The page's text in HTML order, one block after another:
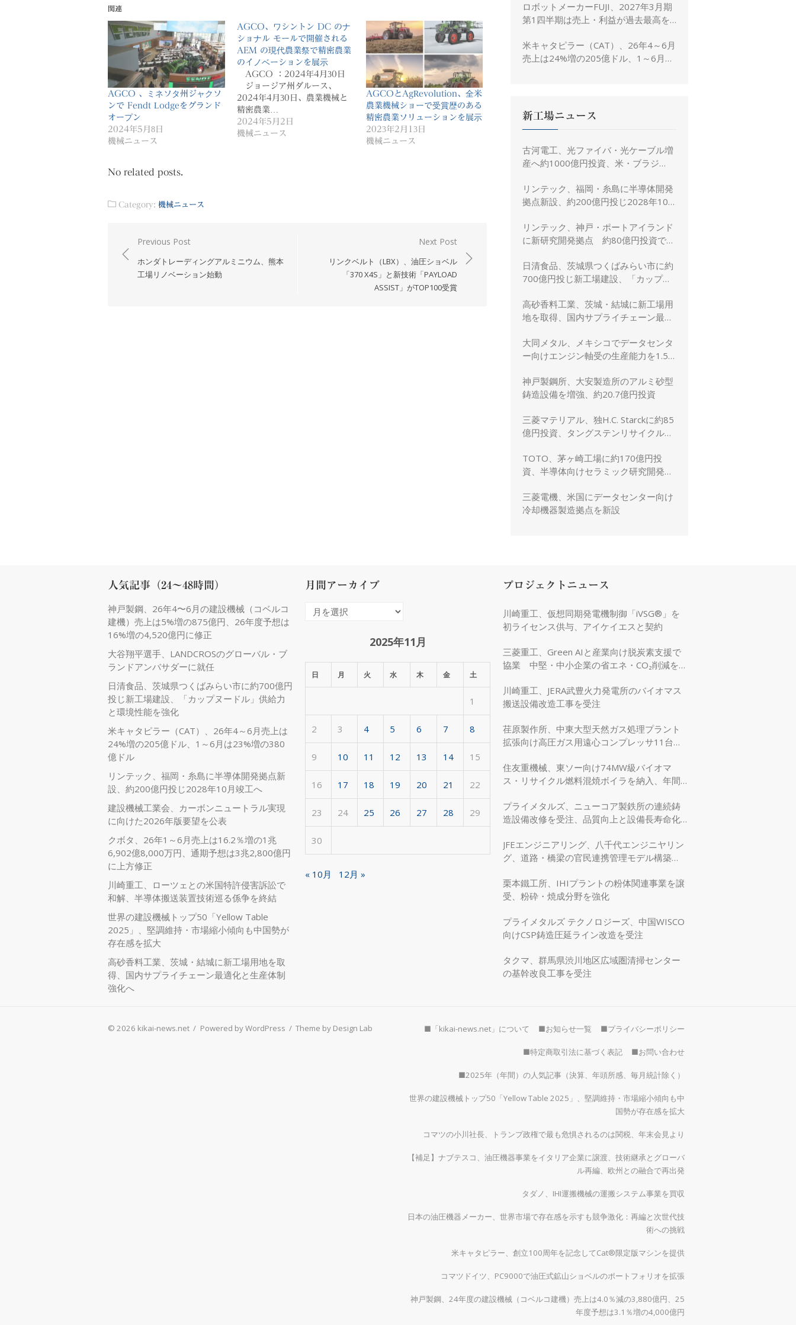
関連
AGCO 、ミネソタ州ジャクソ
ンで Fendt Lodgeをグランド
オープン
2024年5月8日
機械ニュース
AGCO、ワシントン DC のナ
ショナル モールで開催される
AEM の現代農業祭で精密農業
のイノベーションを展示
AGCO ：2024年4月30日
ジョージア州ダルース、
2024年4月30日、農業機械と
精密農業…
2024年5月2日
機械ニュース
AGCOとAgRevolution、全米
農業機械ショーで受賞歴のある
精密農業ソリューションを展示
2023年2月13日
機械ニュース
No related posts.
Category: 機械ニュース
稿
Previous Post
ホンダトレーディングアルミニウム、熊本
工場リノベーション始動
Next Post
リンクベルト（LBX）、油圧ショベル
「370 X4S」と新技術「PAYLOAD
ASSIST」がTOP100受賞
置き
ロボットメーカーFUJI、2027年3月期
第1四半期は売上・利益が過去最高を
米キャタピラー（CAT）、26年4～6月
売上は24%増の205億ドル、1～6月は
新工場ニュース
古河電工、光ファイバ・光ケーブル増
産へ約1000億円投資、米・ブラジ
リンテック、福岡・糸島に半導体開発
拠点新設、約200億円投じ2028年10
リンテック、神戸・ポートアイランド
に新研究開発拠点 約80億円投資で新
日清食品、茨城県つくばみらい市に約
700億円投じ新工場建設、「カップヌ
高砂香料工業、茨城・結城に新工場用
地を取得、国内サプライチェーン最適
大同メタル、メキシコでデータセンタ
ー向けエンジン軸受の生産能力を1.5
神戸製鋼所、大安製造所のアルミ砂型
鋳造設備を増強、約20.7億円投資
三菱マテリアル、独H.C. Starckに約85
億円投資、タングステンリサイクル能
TOTO、茅ヶ崎工場に約170億円投
資、半導体向けセラミック研究開発棟
三菱電機、米国にデータセンター向け
冷却機器製造拠点を新設
人気記事（24～48時間）
神戸製鋼、26年4〜6月の建設機械（コベルコ
建機）売上は5%増の875億円、26年度予想は
16%増の4,520億円に修正
大谷翔平選手、LANDCROSのグローバル・ブ
ランドアンバサダーに就任
日清食品、茨城県つくばみらい市に約700億円
投じ新工場建設、「カップヌードル」供給力
と環境性能を強化
米キャタピラー（CAT）、26年4～6月売上は
24%増の205億ドル、1～6月は23%増の380
億ドル
リンテック、福岡・糸島に半導体開発拠点新
設、約200億円投じ2028年10月竣工へ
建設機械工業会、カーボンニュートラル実現
に向けた2026年版要望を公表
クボタ、26年1～6月売上は16.2％増の1兆
6,902億8,000万円、通期予想は3兆2,800億円
に上方修正
川崎重工、ローツェとの米国特許侵害訴訟で
和解、半導体搬送装置技術巡る係争を終結
世界の建設機械トップ50「Yellow Table
2025」、堅調維持・市場縮小傾向も中国勢が
存在感を拡大
高砂香料工業、茨城・結城に新工場用地を取
得、国内サプライチェーン最適化と生産体制
強化へ
月間アーカイブ
カ
イ
2025年11月
日 月 火 水 木 金 土
1
2 3 4 5 6 7 8
9 10 11 12 13 14 15
16 17 18 19 20 21 22
23 24 25 26 27 28 29
30
« 10月 12月 »
プロジェクトニュース
川崎重工、仮想同期発電機制御「iVSG®」を
初ライセンス供与、アイケイエスと契約
三菱重工、Green AIと産業向け脱炭素支援で
協業 中堅・中小企業の省エネ・CO₂削減を強
川崎重工、JERA武豊火力発電所のバイオマス
搬送設備改造工事を受注
荏原製作所、中東大型天然ガス処理プラント
拡張向け高圧ガス用遠心コンプレッサ11台を
住友重機械、東ソー向け74MW級バイオマ
ス・リサイクル燃料混焼ボイラを納入、年間
プライメタルズ、ニューコア製鉄所の連続鋳
造設備改修を受注、品質向上と設備長寿命化
JFEエンジニアリング、八千代エンジニヤリン
グ、道路・橋梁の官民連携管理モデル構築
栗本鐵工所、IHIプラントの粉体関連事業を譲
受、粉砕・焼成分野を強化
プライメタルズ テクノロジーズ、中国WISCO
向けCSP鋳造圧延ライン改造を受注
タクマ、群馬県渋川地区広域圏清掃センター
の基幹改良工事を受注
© 2026 kikai-news.net / Powered by WordPress / Theme by Design Lab ■「kikai-news.net」について ■お知らせ一覧 ■プライバシーポリシー
■特定商取引法に基づく表記 ■お問い合わせ
■2025年（年間）の人気記事（決算、年頭所感、毎月統計除く）
世界の建設機械トップ50「Yellow Table 2025」、堅調維持・市場縮小傾向も中
国勢が存在感を拡大
コマツの小川社長、トランプ政権で最も危惧されるのは関税、年末会見より
【補足】ナブテスコ、油圧機器事業をイタリア企業に譲渡、技術継承とグローバ
ル再編、欧州との融合で再出発
タダノ、IHI運搬機械の運搬システム事業を買収
日本の油圧機器メーカー、世界市場で存在感を示すも競争激化：再編と次世代技
術への挑戦
米キャタピラー、創立100周年を記念してCat®限定版マシンを提供
コマツドイツ、PC9000で油圧式鉱山ショベルのポートフォリオを拡張
神戸製鋼、24年度の建設機械（コベルコ建機）売上は4.0％減の3,880億円、25
年度予想は3.1％増の4,000億円